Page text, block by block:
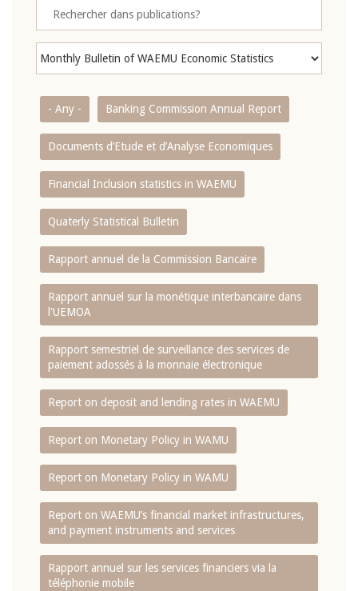
- Any - Banking Commission Annual Report
Documents d’Etude et d’Analyse Economiques
Financial Inclusion statistics in WAEMU
Quaterly Statistical Bulletin
Rapport annuel de la Commission Bancaire
Rapport annuel sur la monétique interbancaire dans
l'UEMOA
Rapport semestriel de surveillance des services de
paiement adossés à la monnaie électronique
Report on deposit and lending rates in WAEMU
Report on Monetary Policy in WAMU
Report on Monetary Policy in WAMU
Report on WAEMU’s financial market infrastructures,
and payment instruments and services
Rapport annuel sur les services financiers via la
téléphonie mobile